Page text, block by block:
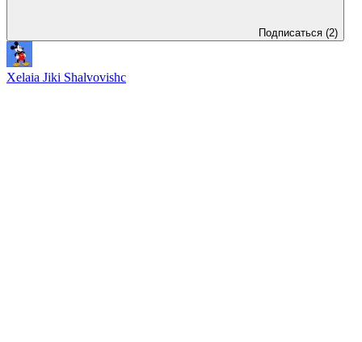
Подписаться (2)
Xelaia Jiki Shalvovishc